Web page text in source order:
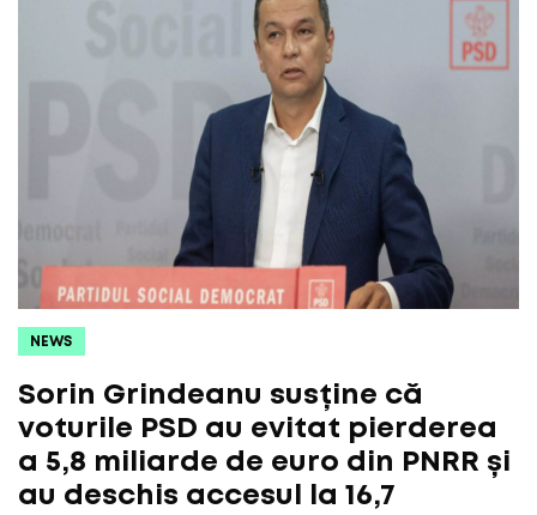
NEWS
Sorin Grindeanu susține că
voturile PSD au evitat pierderea
a 5,8 miliarde de euro din PNRR și
au deschis accesul la 16,7